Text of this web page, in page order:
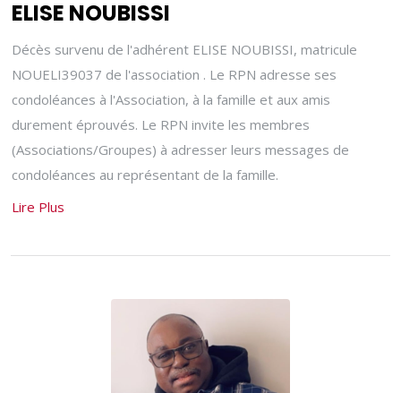
ELISE NOUBISSI
Décès survenu de l'adhérent ELISE NOUBISSI, matricule
NOUELI39037 de l'association . Le RPN adresse ses
condoléances à l'Association, à la famille et aux amis
durement éprouvés. Le RPN invite les membres
(Associations/Groupes) à adresser leurs messages de
condoléances au représentant de la famille.
Lire Plus